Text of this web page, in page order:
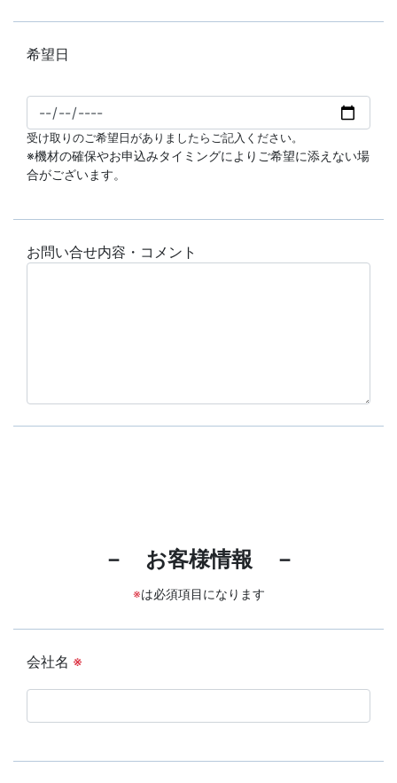
希望日
受け取りのご希望日がありましたらご記入ください。
※機材の確保やお申込みタイミングによりご希望に添えない場
合がございます。
お問い合せ内容・コメント
－ お客様情報 －
※は必須項目になります
会社名 ※